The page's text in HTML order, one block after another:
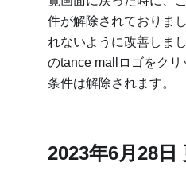
件が解除されておりま
れないように改善しま
のtance mallロゴをク
条件は解除されます。
2023年6月28日